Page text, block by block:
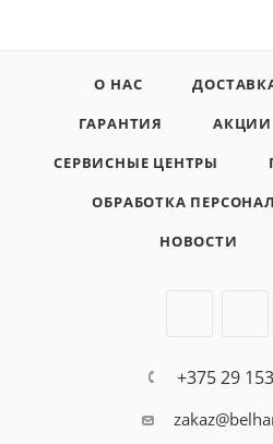
О НАС
ГАРАНТИЯ
АКЦИИ
СЕРВИСНЫЕ ЦЕНТРЫ
ОБРАБОТКА
НОВОСТИ
+375 29